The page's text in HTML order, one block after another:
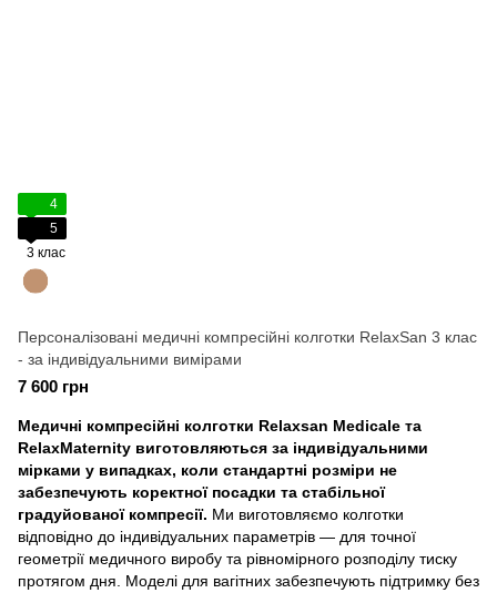
4
5
3 клас
Персоналізовані медичні компресійні колготки RelaxSan 3 клас
- за індивідуальними вимірами
7 600 грн
Медичні компресійні колготки Relaxsan Medicale та
RelaxMaternity виготовляються за індивідуальними
мірками у випадках, коли стандартні розміри не
забезпечують коректної посадки та стабільної
градуйованої компресії. Ми виготовляємо колготки
відповідно до індивідуальних параметрів — для точної
геометрії медичного виробу та рівномірного розподілу тиску
протягом дня. Моделі для вагітних забезпечують підтримку без